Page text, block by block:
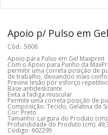
Apoio p/ Pulso em
Cód.: 5606
Apoio para Pulso em Gel Maxprint
Com o Apoio para Punho da
permitir uma correta posição de
de trabalho, deixando­o mais
Previne lesão por esforço
Base antideslizante
Evita a fadiga muscular
Permite uma correta posição de
Composição: Tecido, Gelatina de
Cor: Preto
Tamanho: Largura do Produto
Profundidade do Produto (cm):
Codigo: 602295